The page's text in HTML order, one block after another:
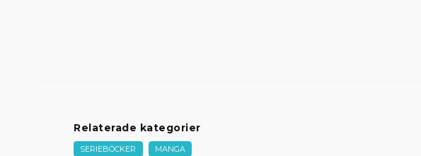
Relaterade kategorier
SERIEBÖCKER MANGA